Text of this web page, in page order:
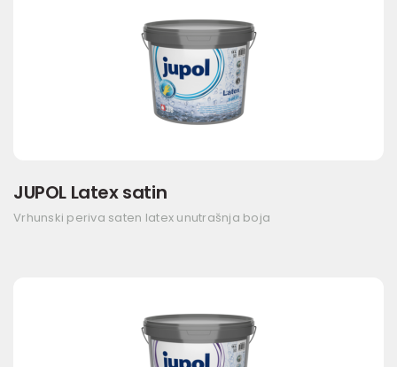
JUPOL Latex satin
Vrhunski periva saten latex unutrašnja boja